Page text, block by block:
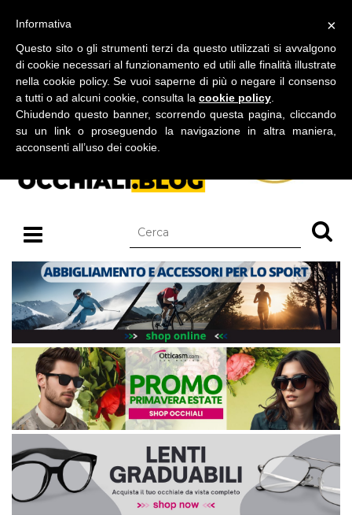
BLOG SU OCCHIALI DA SOLE E OCCHIALI DA VISTA
×
Informativa
Questo sito o gli strumenti terzi da questo utilizzati si avvalgono
di cookie necessari al funzionamento ed utili alle finalità illustrate
nella cookie policy. Se vuoi saperne di più o negare il consenso
a tutti o ad alcuni cookie, consulta la cookie policy
Chiudendo questo banner, scorrendo questa pagina, cliccando
su un link o proseguendo la navigazione in altra maniera,
acconsenti all’uso dei cookie.